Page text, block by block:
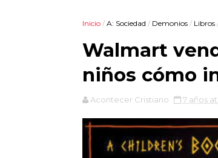
Inicio / A: Sociedad / Demonios / Libros
Walmart
niños cómo
Acontecer Cristiano 7 años